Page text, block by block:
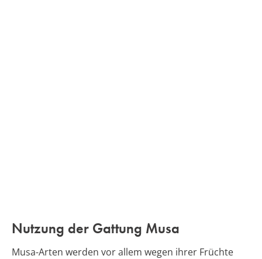
Nutzung der Gattung Musa
Musa-Arten werden vor allem wegen ihrer Früchte